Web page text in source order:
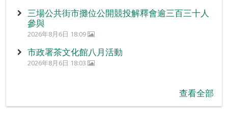
三場公共街市攤位公開競投解釋會逾三百三十人
參與
2026年8月6日 18:09
市政署茶文化館八月活動
2026年8月6日 18:03
查看全部